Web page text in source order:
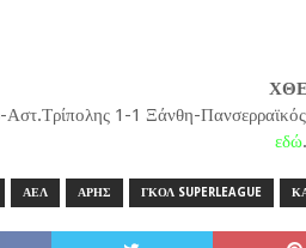
1-1 Ξάνθη-
εδώ
ΑΕΛ ΑΡΗΣ ΓΚΟΛ SUPERLEAGUE